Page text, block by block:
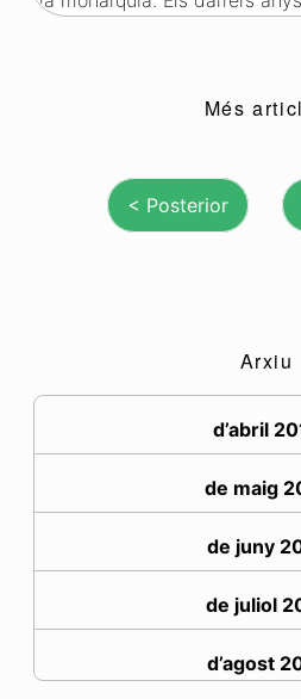
repressió i més autoritarisme.
Més
Arxiu
d’abril
de maig
de juny
de juliol
d’agost